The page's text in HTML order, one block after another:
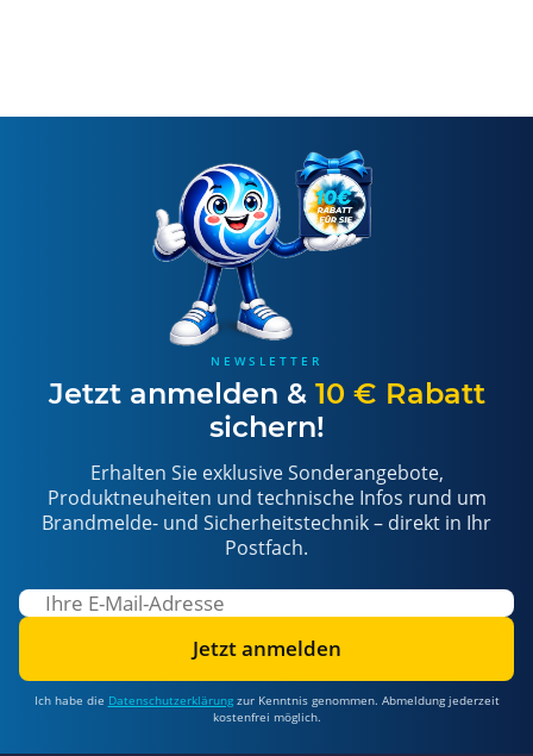
NEWSLETTER
Jetzt anmelden & 10 € Rabatt
sichern!
Erhalten Sie exklusive Sonderangebote,
Produktneuheiten und technische Infos rund um
Brandmelde- und Sicherheitstechnik – direkt in Ihr
Postfach.
Jetzt anmelden
Ich habe die Datenschutzerklärungzur Kenntnis genommen. Abmeldung jederzeit
kostenfrei möglich.